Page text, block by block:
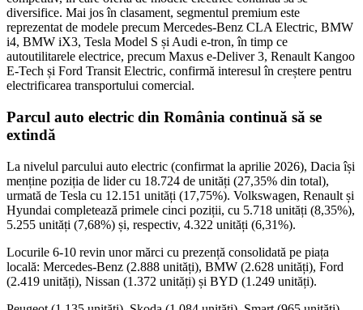
diversifice. Mai jos în clasament, segmentul premium este
reprezentat de modele precum Mercedes-Benz CLA Electric, BMW
i4, BMW iX3, Tesla Model S și Audi e-tron, în timp ce
autoutilitarele electrice, precum Maxus e-Deliver 3, Renault Kangoo
E-Tech și Ford Transit Electric, confirmă interesul în creștere pentru
electrificarea transportului comercial.
Parcul auto electric din România continuă să se
extindă
La nivelul parcului auto electric (confirmat la aprilie 2026), Dacia își
menține poziția de lider cu 18.724 de unități (27,35% din total),
urmată de Tesla cu 12.151 unități (17,75%). Volkswagen, Renault și
Hyundai completează primele cinci poziții, cu 5.718 unități (8,35%),
5.255 unități (7,68%) și, respectiv, 4.322 unități (6,31%).
Locurile 6-10 revin unor mărci cu prezență consolidată pe piața
locală: Mercedes-Benz (2.888 unități), BMW (2.628 unități), Ford
(2.419 unități), Nissan (1.372 unități) și BYD (1.249 unități).